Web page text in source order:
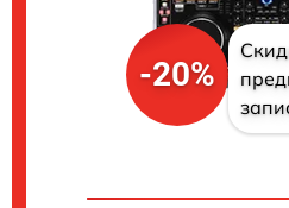
-20%